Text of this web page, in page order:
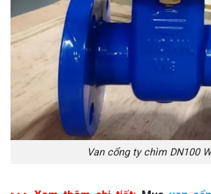
Van cổng ty chìm DN100